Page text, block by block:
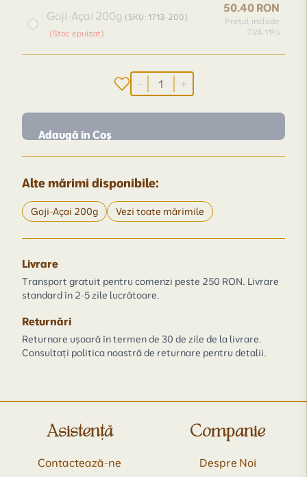
Goji-Açai 200g (SKU: 1713-200)
(Stoc epuizat)
50.40 RON
Prețul include
TVA 11%
- +
Adaugă în Coș
Alte mărimi disponibile:
Goji-Açai 200g Vezi toate mărimile
Livrare
Transport gratuit pentru comenzi peste 250 RON. Livrare
standard în 2-5 zile lucrătoare.
Returnări
Returnare ușoară în termen de 30 de zile de la livrare.
Consultați politica noastră de returnare pentru detalii.
Asistență
Contactează-ne
Companie
Despre Noi